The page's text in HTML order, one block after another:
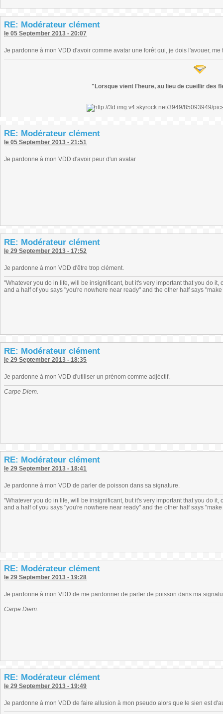
RE: Modérateur clément
le 05 September 2013 - 20:07
Je pardonne à mon VDD d'avoir comme avatar une forêt qui, je dois l'avouer, me
"Lorsque vient l'heure, au lieu de cueillir des
RE: Modérateur clément
le 05 September 2013 - 21:51
Je pardonne à mon VDD d'avoir peur d'un avatar
RE: Modérateur clément
le 29 September 2013 - 17:52
Je pardonne à mon VDD d'être trop clément.
"Whatever you do in life, will be insignificant, but it's very important that you do
and a half of you says "you're nowhere near ready" and the other half says
RE: Modérateur clément
le 29 September 2013 - 18:35
Je pardonne à mon VDD d'utiliser un prénom comme adjéctif.
Carpe Diem.
RE: Modérateur clément
le 29 September 2013 - 18:41
Je pardonne à mon VDD de parler de poisson dans sa signature.
"Whatever you do in life, will be insignificant, but it's very important that you do
and a half of you says "you're nowhere near ready" and the other half says
RE: Modérateur clément
le 29 September 2013 - 19:28
Je pardonne à mon VDD de me pardonner de parler de poisson dans ma
Carpe Diem.
RE: Modérateur clément
le 29 September 2013 - 19:49
Je pardonne à mon VDD de faire allusion à mon pseudo alors que le sien est